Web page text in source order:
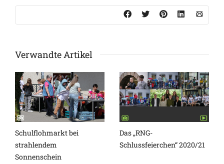
Verwandte Artikel
Schulflohmarkt bei
strahlendem
Sonnenschein
Das „RNG-
Schlussfeierchen“ 2020/21